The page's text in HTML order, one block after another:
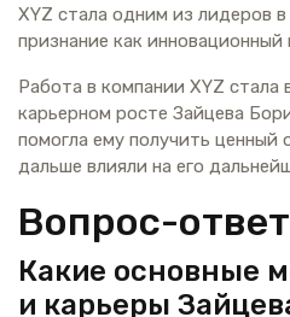
XYZ стала одним из лидеров
признание как
Работа в компании XYZ стала
карьерном росте Зайцева
помогла ему получить ценный
дальше влияли на его
Вопрос-
Какие основные
и карьеры